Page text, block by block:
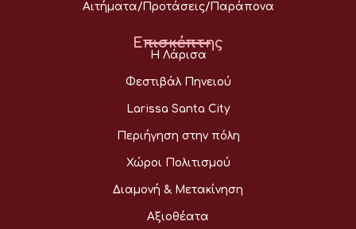
Αιτήματα/Προτάσεις/Παράπονα
Επισκέπτης
Η Λάρισα
Φεστιβάλ Πηνειού
Larissa Santa City
Περιήγηση στην πόλη
Χώροι Πολιτισμού
Διαμονή & Μετακίνηση
Αξιοθέατα